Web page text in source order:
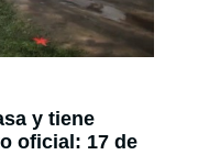
y tiene
oficial: 17 de